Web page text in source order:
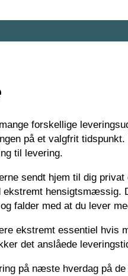
forskellige
på et valgfrit
til levering.
sendt hjem til dig
falder med at du lever
ekstremt essentiel hvis
det anslåede
på næste hverdag på